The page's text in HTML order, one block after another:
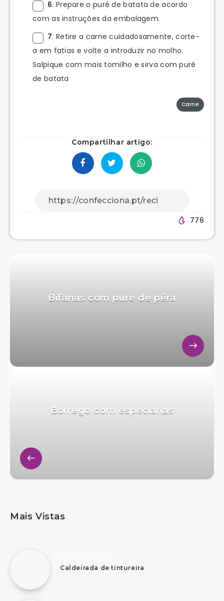
6. Prepare o puré de batata de acordo
com as instruções da embalagem.
7. Retire a carne cuidadosamente, corte-
a em fatias e volte a introduzir no molho.
Salpique com mais tomilho e sirva com puré
de batata
Carne
Compartilhar artigo:
776
Bifanas com puré de pêra
Borrego com especiarias
Mais Vistas
Caldeirada de tintureira